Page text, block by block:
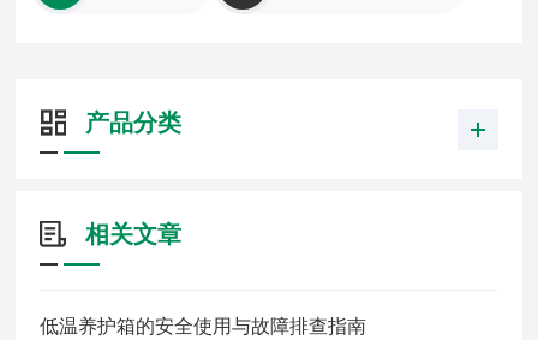
产品分类
相关文章
低温养护箱的安全使用与故障排查指南